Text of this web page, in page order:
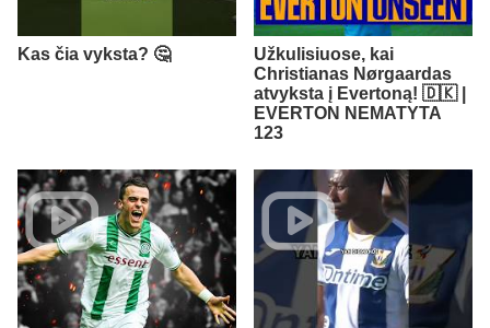
Kas čia vyksta? 🤔
Užkulisiuose, kai
Christianas Nørgaardas
atvyksta į Evertoną! 🇩🇰 |
EVERTON NEMATYTA
123